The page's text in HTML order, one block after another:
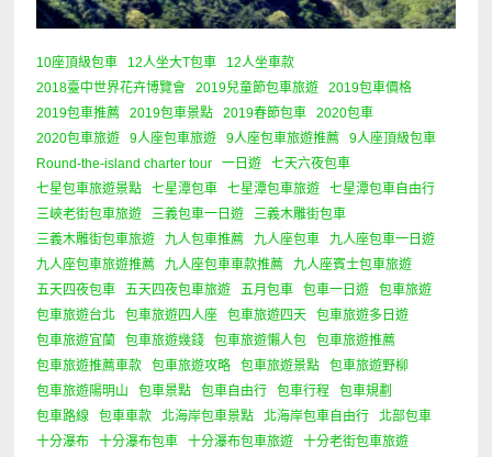
10座頂級包車 12人坐大T包車
12人坐車款
2018臺中世界花卉博覽會
2019兒童節包車旅遊
2019包車價格
2019包車推薦
2019包車景點 2019春節包車
2020包車
2020包車旅遊
9人座包車旅遊 9人座包車旅遊推薦
9人座頂級包車
Round-the-island charter tour
一日遊
七天六夜包車
七星包車旅遊景點
七星潭包車 七星潭包車旅遊
七星潭包車自由行
三峽老街包車旅遊
三義包車一日遊
三義木雕街包車
三義木雕街包車旅遊
九人包車推薦 九人座包車
九人座包車一日遊
九人座包車旅遊推薦
九人座包車車款推薦
九人座賓士包車旅遊
五天四夜包車
五天四夜包車旅遊 五月包車 包車一日遊
包車旅遊
包車旅遊台北
包車旅遊四人座 包車旅遊四天
包車旅遊多日遊
包車旅遊宜蘭
包車旅遊幾錢 包車旅遊懶人包
包車旅遊推薦
包車旅遊推薦車款
包車旅遊攻略 包車旅遊景點
包車旅遊野柳
包車旅遊陽明山
包車景點 包車自由行 包車行程
包車規劃
包車路線
包車車款 北海岸包車景點 北海岸包車自由行
北部包車
十分瀑布
十分瀑布包車 十分瀑布包車旅遊
十分老街包車旅遊